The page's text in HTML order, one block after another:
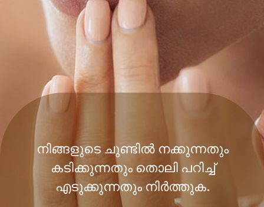
നിങ്ങളുടെ ചുണ്ടിൽ നക്കുന്നതും
കടിക്കുന്നതും തൊലി പറിച്ച്
എടുക്കുന്നതും നിർത്തുക.